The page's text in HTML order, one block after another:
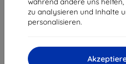
zu analysieren und Inhalte
personalisieren.
USt-IdNr.:SK2023549671
info@top4mobile.eu